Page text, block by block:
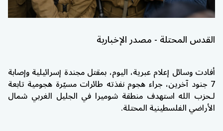
القدس المحتلة - مصدر الإخبارية
أفادت وسائل إعلام عبرية، اليوم، بمقتل مجندة إسرائيلية وإصابة
7 جنود آخرين، جراء هجوم نفذته طائرات مسيّرة هجومية تابعة
لـحزب الله استهدف منطقة شوميرا في الجليل الغربي شمال
الأراضي الفلسطينية المحتلة.